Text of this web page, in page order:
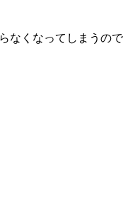
なくなってしまうの